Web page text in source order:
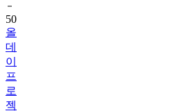
50
올
데
이
프
로
젝